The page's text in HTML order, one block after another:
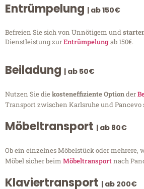
Entrümpelung | ab 150€
Befreien Sie sich von Unnötigem und
Dienstleistung zurEntrümpelungab 150€.
Beiladung | ab 50€
Nutzen Sie diekosteneffiziente Optionder
Transport zwischen Karlsruhe und Pancevo
Möbeltransport | ab 80€
Ob ein einzelnes Möbelstück oder mehrere,
Möbel sicher beim Möbeltransportnach
Klaviertransport | ab 200€